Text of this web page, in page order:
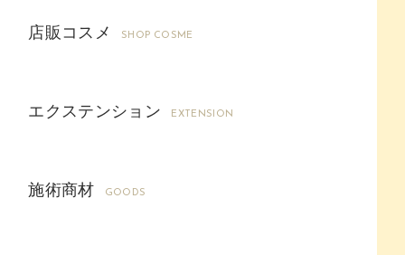
店販コスメ SHOP COSME
エクステンション EXTENSION
施術商材 GOODS